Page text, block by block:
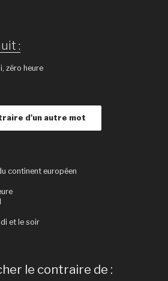
:
zéro heure
d'un autre mot
continent européen
et le soir
le contraire de :